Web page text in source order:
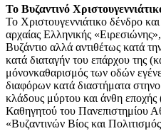
Το Βυζαντινό
To Χριστουγεννιάτικο δένδρο
αρχαίας Ελληνικής
Βυζάντιο αλλά αντιθέτως κατά
κατά διαταγήν του επάρχου της
μόνονκαθαρισμός των οδών
διαφόρων κατά διαστήματα
κλάδους μύρτου και άνθη
Καθηγητού του Πανεπιστημίου
«Βυζαντινών Βίος και